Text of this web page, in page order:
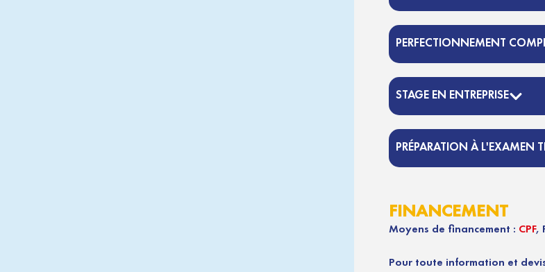
PERFECTIONNEMENT
STAGE EN ENTREPRISE
PRÉPARATION À L'EXAMEN
FINANCEMENT
Moyens de financement : CPF,
Pour toute information et